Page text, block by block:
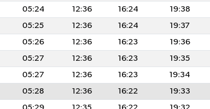
05:24 12:36 16:24 19:38
05:25 12:36 16:24 19:37
05:26 12:36 16:23 19:36
05:27 12:36 16:23 19:35
05:27 12:36 16:23 19:34
05:28 12:36 16:22 19:33